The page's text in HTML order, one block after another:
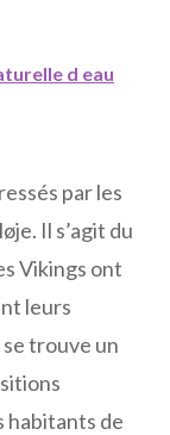
d eau
par les
Il s’agit du
Vikings ont
leurs
trouve un
habitants de